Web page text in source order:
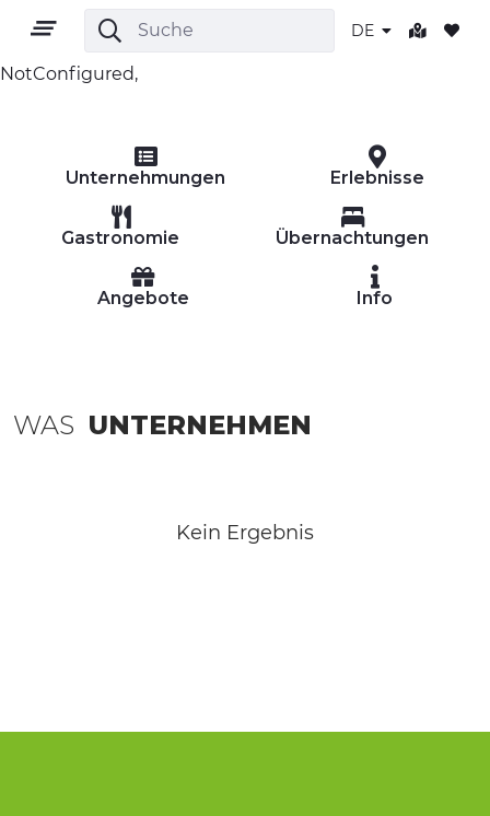
DE
GEBIET
KULTUR
NotConfigured,
Unternehmungen Erlebnisse
Gastronomie Übernachtungen
Angebote Info
WAS UNTERNEHMEN
Kein Ergebnis